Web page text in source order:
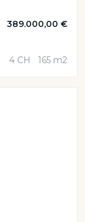
389.000,00 €
4 CH 165 m2